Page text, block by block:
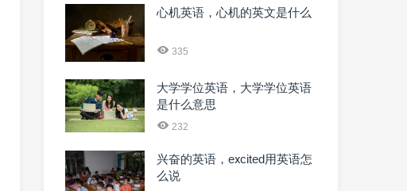
心机英语，心机的英文是什么
335
大学学位英语，大学学位英语
是什么意思
232
兴奋的英语，eⅹcited用英语怎
么说